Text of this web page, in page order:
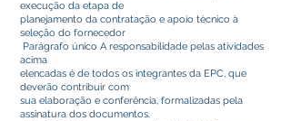
execução da etapa de
planejamento da contratação e apoio técnico à
seleção do fornecedor
Parágrafo único A responsabilidade pelas atividades
acima
elencadas é de todos os integrantes da EPC, que
deverão contribuir com
sua elaboração e conferência, formalizadas pela
assinatura dos documentos.